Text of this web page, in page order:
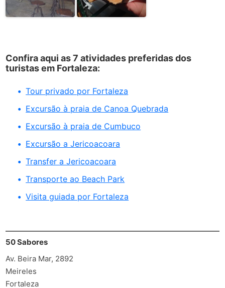
Confira aqui as 7 atividades preferidas dos
turistas em Fortaleza:
Tour privado por Fortaleza
Excursão à praia de Canoa Quebrada
Excursão à praia de Cumbuco
Excursão a Jericoacoara
Transfer a Jericoacoara
Transporte ao Beach Park
Visita guiada por Fortaleza
50 Sabores
Av. Beira Mar, 2892
Meireles
Fortaleza